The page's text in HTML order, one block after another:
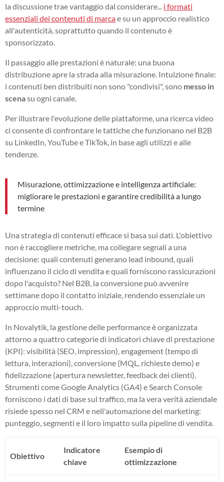
la discussione trae vantaggio dal considerare... i formati
essenziali dei contenuti di marcae su un approccio realistico
all'autenticità, soprattutto quando il contenuto è
sponsorizzato.
Il passaggio alle prestazioni è naturale: una buona
distribuzione apre la strada alla misurazione. Intuizione finale:
i contenuti ben distribuiti non sono "condivisi", sono messo in
scenasu ogni canale.
Per illustrare l'evoluzione delle piattaforme, una ricerca video
ci consente di confrontare le tattiche che funzionano nel B2B
su LinkedIn, YouTube e TikTok, in base agli utilizzi e alle
tendenze.
Misurazione, ottimizzazione e intelligenza artificiale:
migliorare le prestazioni e garantire credibilità a lungo
termine
Una strategia di contenuti efficace si basa sui dati. L'obiettivo
non è raccogliere metriche, ma collegare segnali a una
decisione: quali contenuti generano lead inbound, quali
influenzano il ciclo di vendita e quali forniscono rassicurazioni
dopo l'acquisto? Nel B2B, la conversione può avvenire
settimane dopo il contatto iniziale, rendendo essenziale un
approccio multi-touch.
In Novalytik, la gestione delle performance è organizzata
attorno a quattro categorie di indicatori chiave di prestazione
(KPI): visibilità (SEO, impression), engagement (tempo di
lettura, interazioni), conversione (MQL, richieste demo) e
fidelizzazione (apertura newsletter, feedback dei clienti).
Strumenti come Google Analytics (GA4) e Search Console
forniscono i dati di base sul traffico, ma la vera verità aziendale
risiede spesso nel CRM e nell'automazione del marketing:
punteggio, segmenti e il loro impatto sulla pipeline di vendita.
Obiettivo
Indicatore
chiave
Esempio di
ottimizzazione